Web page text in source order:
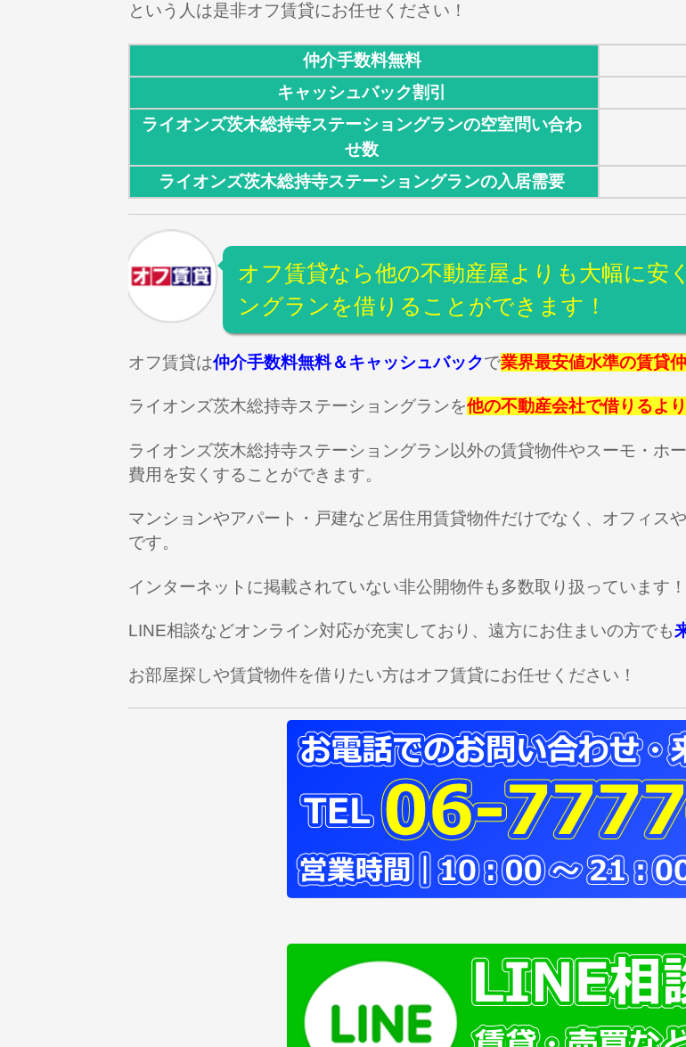
という人は是非オフ賃貸にお任せください！
仲介手数料無料
キャッシュバック割引
ライオンズ茨木総持寺ステーショングランの空室問い合わ
せ数
ライオンズ茨木総持寺ステーショングランの入居需要
オフ賃貸なら他の不動産屋よりも大幅に安
ングランを借りることができます！
オフ賃貸は仲介手数料無料＆キャッシュバックで業界最安値水準の賃貸
ライオンズ茨木総持寺ステーショングランを他の不動産会社で借りるよ
ライオンズ茨木総持寺ステーショングラン以外の賃貸物件やスーモ・ホ
費用を安くすることができます。
マンションやアパート・戸建など居住用賃貸物件だけでなく、オフィス
です。
インターネットに掲載されていない非公開物件も多数取り扱っています！
LINE相談などオンライン対応が充実しており、遠方にお住まいの方でも
お部屋探しや賃貸物件を借りたい方はオフ賃貸にお任せください！